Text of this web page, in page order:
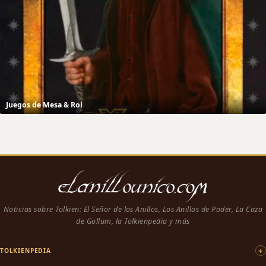
Juegos de Mesa & Rol
Noticias sobre Tolkien: El Señor de los Anillos, Los Anillos de Poder, La Caza
de Gollum, la Tolkienpedia y más
TOLKIENPEDIA